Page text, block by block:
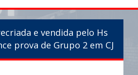
e vendida pelo Hs
prova de Grupo 2 em CJ